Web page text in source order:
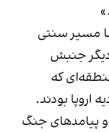
مسیر سنتی
دیگر جنبش
که
اروپا بودند.
و پیامدهای جنگ